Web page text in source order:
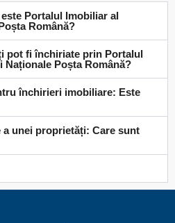
Portalul Imobiliar al
Română?
pot fi închiriate prin Portalul
Naționale Poșta Română?
închirieri imobiliare: Este
unei proprietăți: Care sunt